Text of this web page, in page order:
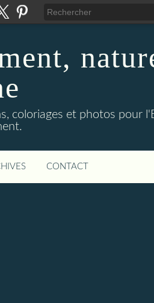
coloriages et photos pour
CONTACT